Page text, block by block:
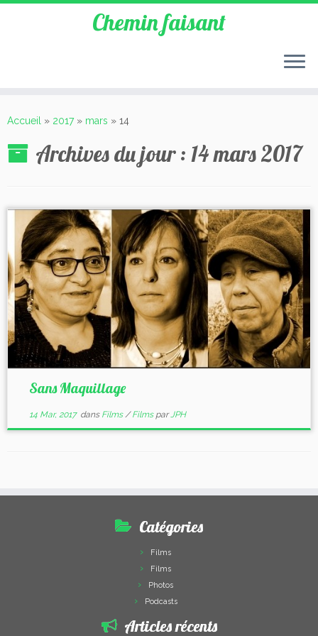
Chemin faisant
Accueil » 2017 » mars » 14
Archives du jour : 14 mars 2017
Sans Maquillage
14 Mar, 2017dans Films/Films parJPH
Catégories
Films
Films
Photos
Podcasts
Articles récents